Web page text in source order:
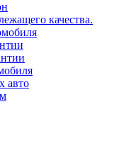
качества.
авто